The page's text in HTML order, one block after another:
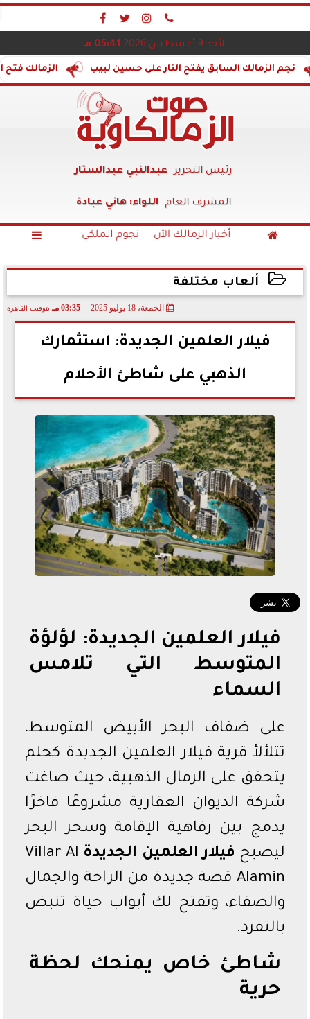
   
الأحد 9 أغسطس 2026 05:41 مـ
الزمالك فتح السابق يفتح النار على حسين لبيب
رئيس التحرير عبدالنبي عبدالستار
المشرف العام اللواء: هاني عبادة
 أخبار الزمالك الآن نجوم الملكي 
ألعاب مختلفة
الجمعة، 18 يوليو 2025 03:35 مـ بتوقيت القاهرة
فيلار العلمين الجديدة: استثمارك
الذهبي على شاطئ الأحلام
فيلار العلمين الجديدة: لؤلؤة
المتوسط التي تلامس
السماء
على ضفاف البحر الأبيض المتوسط،
تتلألأ قرية فيلار العلمين الجديدة كحلم
يتحقق على الرمال الذهبية، حيث صاغت
شركة الديوان العقارية مشروعًا فاخرًا
يدمج بين رفاهية الإقامة وسحر البحر
ليصبح فيلار العلمين الجديدة Villar Al
Alamin قصة جديدة من الراحة والجمال
والصفاء، وتفتح لك أبواب حياة تنبض
بالتفرد.
شاطئ خاص يمنحك لحظة
حرية